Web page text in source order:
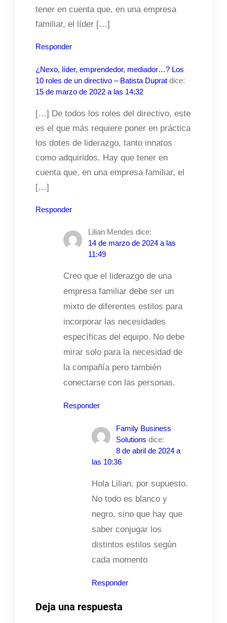
tener en cuenta que, en una empresa
familiar, el líder […]
Responder
¿Nexo, líder, emprendedor, mediador…? Los
10 roles de un directivo – Batista Duprat dice:
15 de marzo de 2022 a las 14:32
[…] De todos los roles del directivo, este
es el que más requiere poner en práctica
los dotes de liderazgo, tanto innatos
como adquiridos. Hay que tener en
cuenta que, en una empresa familiar, el
[…]
Responder
Lilian Mendes dice:
14 de marzo de 2024 a las
11:49
Creo que el liderazgo de una
empresa familiar debe ser un
mixto de diferentes estilos para
incorporar las necesidades
específicas del equipo. No debe
mirar solo para la necesidad de
la compañía pero también
conectarse con las personas.
Responder
Family Business
Solutions dice:
8 de abril de 2024 a
las 10:36
Hola Lilian, por supuesto.
No todo es blanco y
negro, sino que hay que
saber conjugar los
distintos estilos según
cada momento
Responder
Deja una respuesta